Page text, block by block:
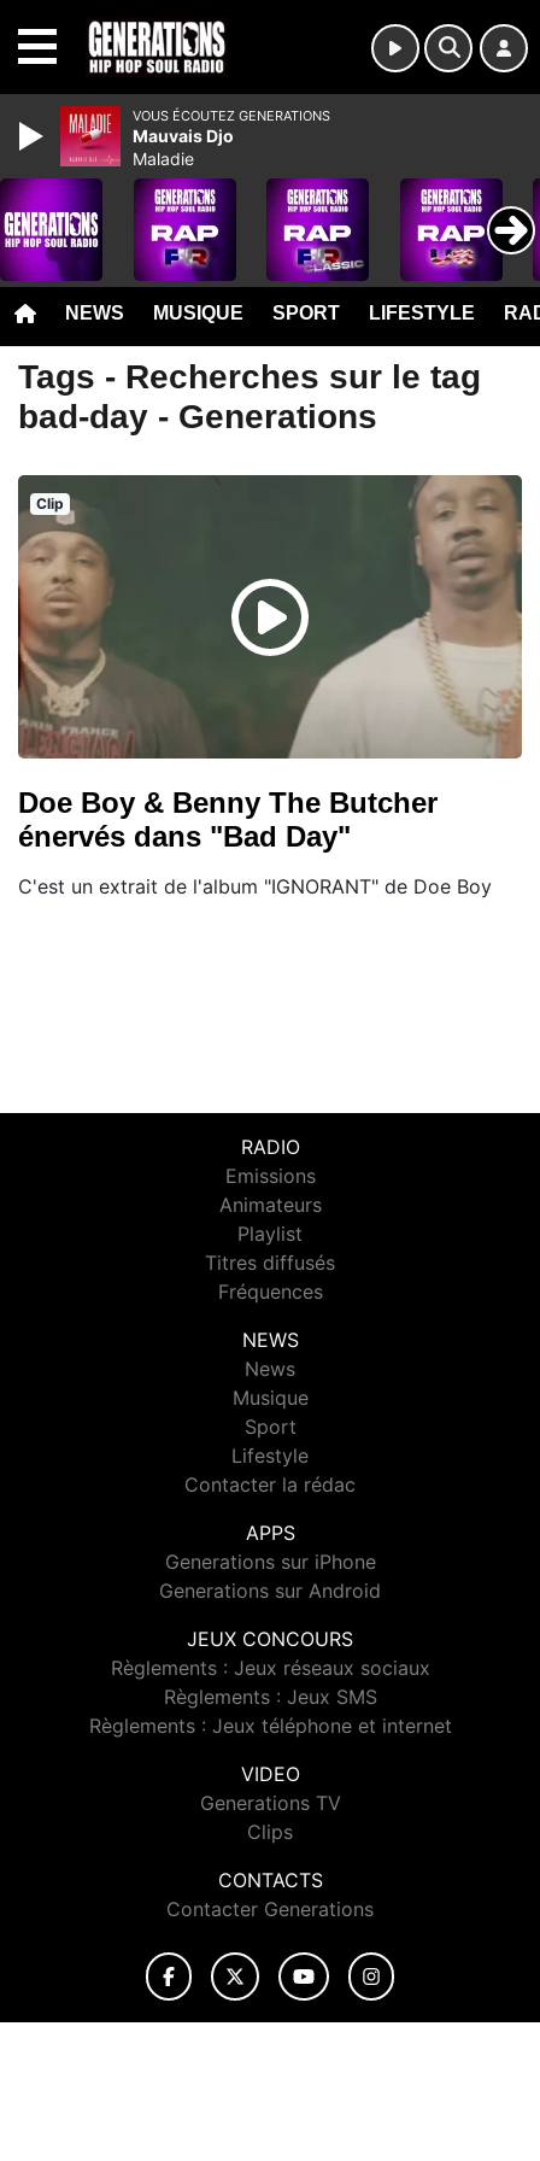
NEWS MUSIQUE SPORT LIFESTYLE
Tags - Recherches sur le tag
bad-day - Generations
Clip
Doe Boy & Benny The Butcher
énervés dans "Bad Day"
C'est un extrait de l'album "IGNORANT" de Doe Boy
RADIO
Emissions
Animateurs
Playlist
Titres diffusés
Fréquences
NEWS
News
Musique
Sport
Lifestyle
Contacter la rédac
APPS
Generations sur iPhone
Generations sur Android
JEUX CONCOURS
Règlements : Jeux réseaux sociaux
Règlements : Jeux SMS
Règlements : Jeux téléphone et internet
VIDEO
Generations TV
Clips
CONTACTS
Contacter Generations
VOUS ÉCOUTEZ GENERATIONS
Mauvais Djo
Maladie